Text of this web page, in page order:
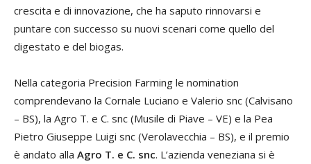
crescita e di innovazione, che ha saputo rinnovarsi e
puntare con successo su nuovi scenari come quello del
digestato e del biogas.
Nella categoria Precision Farming le nomination
comprendevano la Cornale Luciano e Valerio snc (Calvisano
– BS), la Agro T. e C. snc (Musile di Piave – VE) e la Pea
Pietro Giuseppe Luigi snc (Verolavecchia – BS), e il premio
è andato alla Agro T. e C. snc. L’azienda veneziana si è